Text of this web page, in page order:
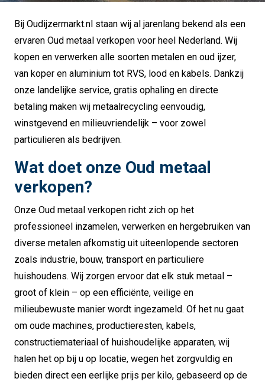
Bij Oudijzermarkt.nl staan wij al jarenlang bekend als een
ervaren Oud metaal verkopen voor heel Nederland. Wij
kopen en verwerken alle soorten metalen en oud ijzer,
van koper en aluminium tot RVS, lood en kabels. Dankzij
onze landelijke service, gratis ophaling en directe
betaling maken wij metaalrecycling eenvoudig,
winstgevend en milieuvriendelijk – voor zowel
particulieren als bedrijven.
Wat doet onze Oud metaal
verkopen?
Onze Oud metaal verkopen richt zich op het
professioneel inzamelen, verwerken en hergebruiken van
diverse metalen afkomstig uit uiteenlopende sectoren
zoals industrie, bouw, transport en particuliere
huishoudens. Wij zorgen ervoor dat elk stuk metaal –
groot of klein – op een efficiënte, veilige en
milieubewuste manier wordt ingezameld. Of het nu gaat
om oude machines, productieresten, kabels,
constructiemateriaal of huishoudelijke apparaten, wij
halen het op bij u op locatie, wegen het zorgvuldig en
bieden direct een eerlijke prijs per kilo, gebaseerd op de